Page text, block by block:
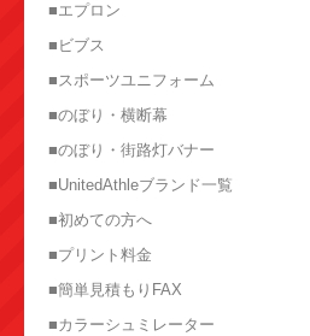
■エプロン
■ビブス
■スポーツユニフォーム
■のぼり・横断幕
■のぼり・街路灯バナー
■UnitedAthleブランド一覧
■初めての方へ
■プリント料金
■簡単見積もりFAX
■カラーシュミレーター